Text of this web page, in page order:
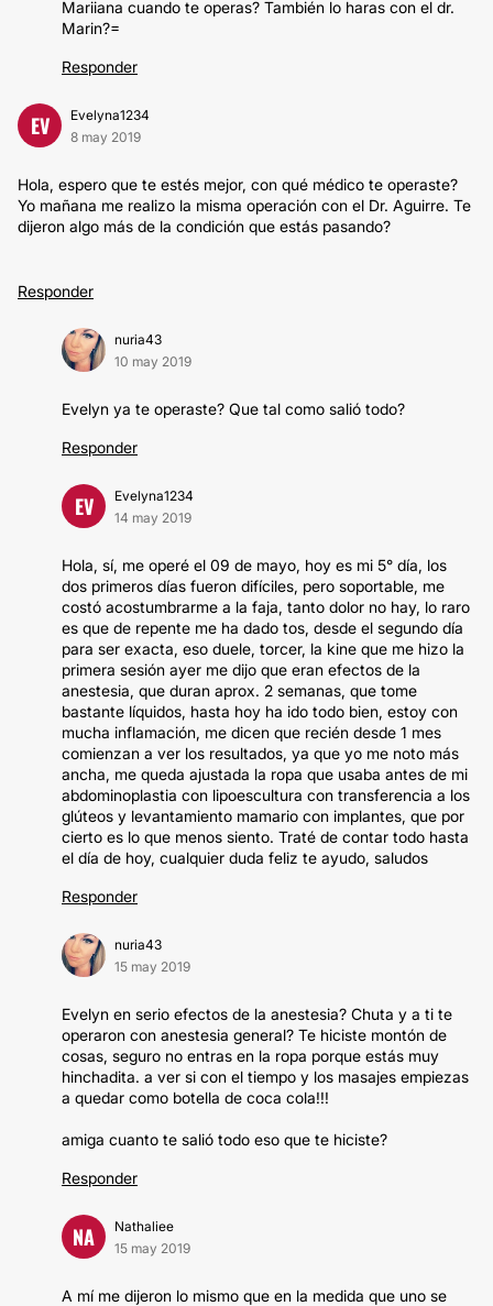
Mariiana cuando te operas? También lo haras con el dr.
Marin?=
Responder
EV
Evelyna1234
8 may 2019
Hola, espero que te estés mejor, con qué médico te operaste?
Yo mañana me realizo la misma operación con el Dr. Aguirre. Te
dijeron algo más de la condición que estás pasando?
Responder
nuria43
10 may 2019
Evelyn ya te operaste? Que tal como salió todo?
Responder
EV
Evelyna1234
14 may 2019
Hola, sí, me operé el 09 de mayo, hoy es mi 5° día, los
dos primeros días fueron difíciles, pero soportable, me
costó acostumbrarme a la faja, tanto dolor no hay, lo raro
es que de repente me ha dado tos, desde el segundo día
para ser exacta, eso duele, torcer, la kine que me hizo la
primera sesión ayer me dijo que eran efectos de la
anestesia, que duran aprox. 2 semanas, que tome
bastante líquidos, hasta hoy ha ido todo bien, estoy con
mucha inflamación, me dicen que recién desde 1 mes
comienzan a ver los resultados, ya que yo me noto más
ancha, me queda ajustada la ropa que usaba antes de mi
abdominoplastia con lipoescultura con transferencia a los
glúteos y levantamiento mamario con implantes, que por
cierto es lo que menos siento. Traté de contar todo hasta
el día de hoy, cualquier duda feliz te ayudo, saludos
Responder
nuria43
15 may 2019
Evelyn en serio efectos de la anestesia? Chuta y a ti te
operaron con anestesia general? Te hiciste montón de
cosas, seguro no entras en la ropa porque estás muy
hinchadita. a ver si con el tiempo y los masajes empiezas
a quedar como botella de coca cola!!!
amiga cuanto te salió todo eso que te hiciste?
Responder
NA
Nathaliee
15 may 2019
A mí me dijeron lo mismo que en la medida que uno se